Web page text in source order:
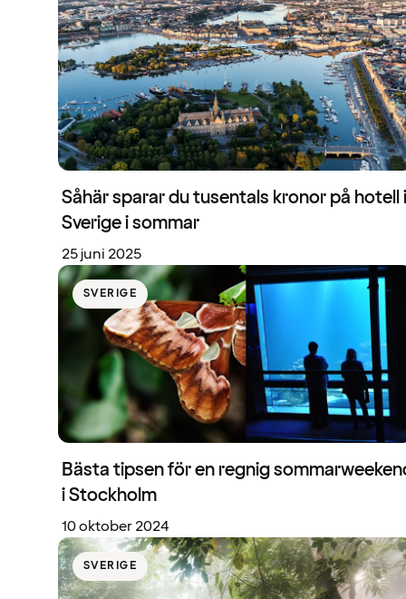
Såhär sparar du tusentals kronor på hotell i
Sverige i sommar
25 juni 2025
SVERIGE
Bästa tipsen för en regnig
i Stockholm
10 oktober 2024
SVERIGE